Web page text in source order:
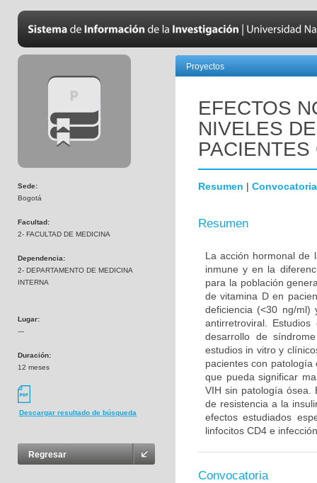
Sede:
Bogotá
Facultad:
2- FACULTAD DE MEDICINA
Dependencia:
2- DEPARTAMENTO DE MEDICINA
INTERNA
Lugar:
---
Duración:
12 meses
Descargar resultado de búsqueda
Regresar
Proyectos
EFECTOS
NIVELES
Resumen | Convocatoria
Resumen
La acción hormonal de
inmune y en la
para la población
de vitamina D en
deficiencia (<30 ng/ml)
antirretroviral.
desarrollo de
estudios in vitro y
pacientes con
que pueda significar
VIH sin patología ósea.
de resistencia a la
efectos estudiados
linfocitos CD4 e
Convocatoria